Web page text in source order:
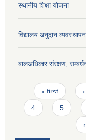
स्थानीय शिक्षा योजना
विद्यालय अनुदान
बालअधिकार संरक्षण,
Pages
« first
4 5